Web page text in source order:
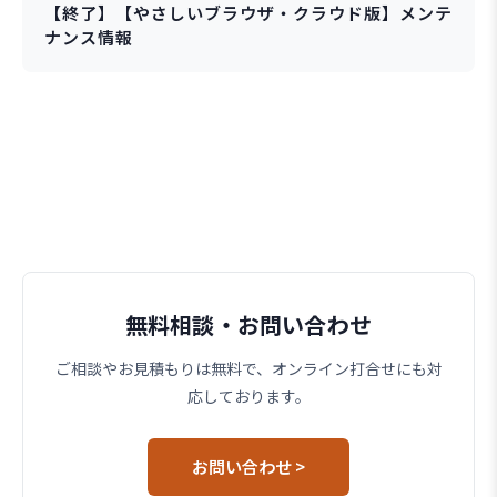
【終了】【やさしいブラウザ・クラウド版】メンテ
ナンス情報
無料相談・お問い合わせ
ご相談やお見積もりは無料で、オンライン打合せにも対
応しております。
お問い合わせ >